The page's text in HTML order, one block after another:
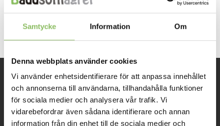
Samtycke Information Om
Denna webbplats använder cookies
Vi använder enhetsidentifierare för att anpassa innehållet
och annonserna till användarna, tillhandahålla funktioner
för sociala medier och analysera vår trafik. Vi
vidarebefordrar även sådana identifierare och annan
information från din enhet till de sociala medier och
←Previous
Next→
INFORMATION
Om oss